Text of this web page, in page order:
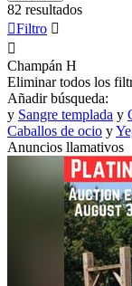
82 resultados
Filtro 

Champán H
Eliminar todos los
Añadir búsqueda:
y Sangre templada y
Caballos de ocio y
Anuncios llamativos